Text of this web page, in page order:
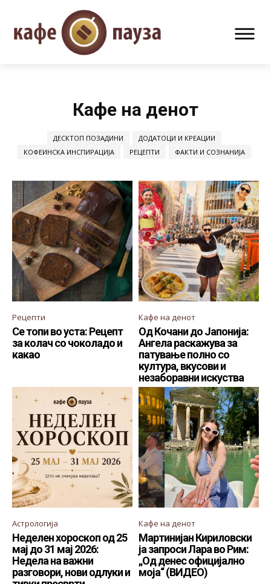
Кафе на денот
ДЕСКТОП ПОЗАДИНИ
ДОДАТОЦИ И КРЕАЦИИ
КОФЕИНСКА ИНСПИРАЦИЈА
РЕЦЕПТИ ФАКТИ И СОЗНАНИЈА
Рецепти
Се топи во уста: Рецепт
за колач со чоколадо и
какао
Кафе на денот
Од Кочани до Јапонија:
Ангела раскажува за
патување полно со
култура, вкусови и
незаборавни искуства
Астрологија
Неделен хороскоп од 25
мај до 31 мај 2026:
Недела на важни
разговори, нови одлуки и
Кафе на денот
Мартинијан Кириловски
ја запроси Лара во Рим:
„Од денес официјално
моја“ (ВИДЕО)